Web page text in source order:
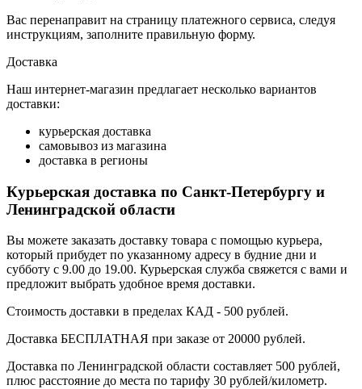
Вас перенаправит на страницу платежного сервиса, следуя
инструкциям, заполните правильную форму.
Доставка
Наш интернет-магазин предлагает несколько вариантов
доставки:
курьерская доставка
самовывоз из магазина
доставка в регионы
Курьерская доставка по Санкт-Петербургу и
Ленинградской области
Вы можете заказать доставку товара с помощью курьера,
который прибудет по указанному адресу в будние дни и
субботу с 9.00 до 19.00. Курьерская служба свяжется с вами и
предложит выбрать удобное время доставки.
Стоимость доставки в пределах КАД - 500 рублей.
Доставка БЕСПЛАТНАЯ при заказе от 20000 рублей.
Доставка по Ленинградской области составляет 500 рублей,
плюс расстояние до места по тарифу 30 рублей/километр.